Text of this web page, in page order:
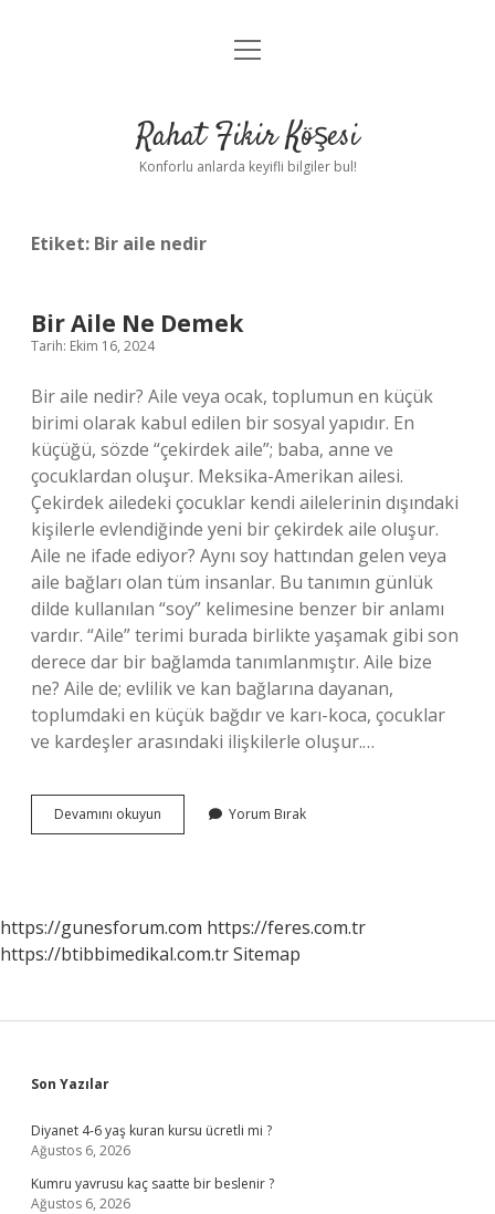
Anasayfa
Yasal Uyarı
menüyü
Rahat Fikir Köşesi
Konforlu anlarda keyifli bilgiler bul!
Etiket: Bir aile nedir
Bir Aile Ne Demek
Tarih: Ekim 16, 2024
Bir aile nedir? Aile veya ocak, toplumun en küçük
birimi olarak kabul edilen bir sosyal yapıdır. En
küçüğü, sözde “çekirdek aile”; baba, anne ve
çocuklardan oluşur. Meksika-Amerikan ailesi.
Çekirdek ailedeki çocuklar kendi ailelerinin dışındaki
kişilerle evlendiğinde yeni bir çekirdek aile oluşur.
Aile ne ifade ediyor? Aynı soy hattından gelen veya
aile bağları olan tüm insanlar. Bu tanımın günlük
dilde kullanılan “soy” kelimesine benzer bir anlamı
vardır. “Aile” terimi burada birlikte yaşamak gibi son
derece dar bir bağlamda tanımlanmıştır. Aile bize
ne? Aile de; evlilik ve kan bağlarına dayanan,
toplumdaki en küçük bağdır ve karı-koca, çocuklar
ve kardeşler arasındaki ilişkilerle oluşur.…
Devamını okuyun
Aile
Yorum Bırak
https://gunesforum.com https://feres.com.tr
https://btibbimedikal.com.trSitemap
Sidebar
Son Yazılar
Diyanet 4-6 yaş kuran kursu ücretli mi ?
Ağustos 6, 2026
Kumru yavrusu kaç saatte bir beslenir ?
Ağustos 6, 2026